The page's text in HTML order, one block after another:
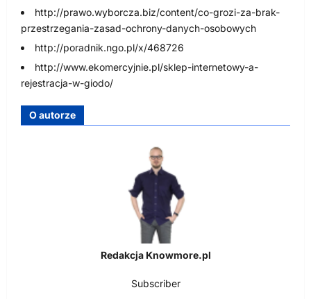
http://prawo.wyborcza.biz/content/co-grozi-za-brak-
przestrzegania-zasad-ochrony-danych-osobowych
http://poradnik.ngo.pl/x/468726
http://www.ekomercyjnie.pl/sklep-internetowy-a-
rejestracja-w-giodo/
O autorze
Redakcja Knowmore.pl
Subscriber